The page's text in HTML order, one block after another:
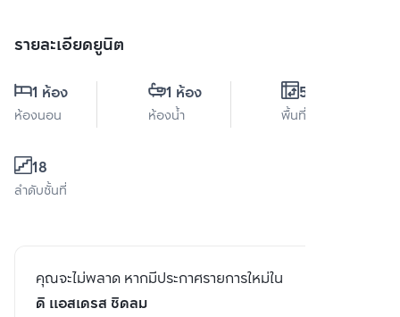
รายละเอียดยูนิต
1 ห้อง
ห้องนอน
1 ห้อง
ห้องน้ำ
55 ตร.ม.
พื้นที่ใช้สอย
18
ลำดับชั้นที่
คุณจะไม่พลาด หากมีประกาศรายการใหม่ใน
ดิ แอสเดรส ชิดลม